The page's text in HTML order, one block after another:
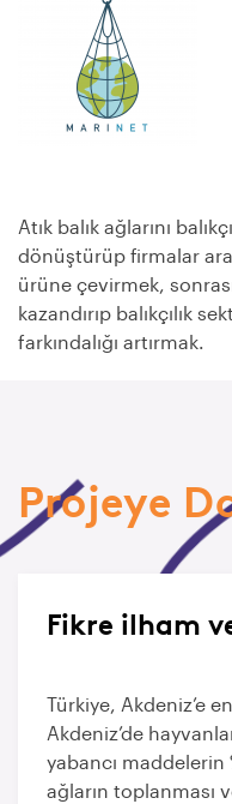
Atık balık ağlarını
dönüştürüp firmalar
ürüne çevirmek,
kazandırıp balıkçılık
farkındalığı artırmak.
Projeye
Fikre ilham
Türkiye, Akdeniz’e
Akdeniz’de
yabancı maddelerin
ağların toplanması